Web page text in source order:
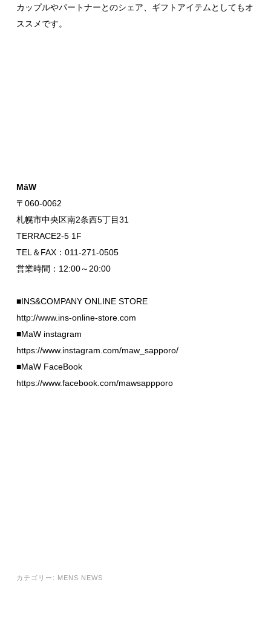
カップルやパートナーとのシェア、ギフトアイテムとしてもオ
ススメです。
MāW
〒060-0062
札幌市中央区南2条西5丁目31
TERRACE2-5 1F
TEL＆FAX：011-271-0505
営業時間：12:00～20:00
■INS&COMPANY ONLINE STORE
http://www.ins-online-store.com
■MaW instagram
https://www.instagram.com/maw_sapporo/
■MaW FaceBook
https://www.facebook.com/mawsappporo
カテゴリー: MENS NEWS